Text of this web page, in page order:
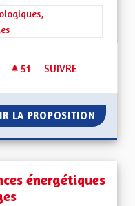
: Les transitions
51 51 ABONNÉS
SUIVRE
LA PROPOSITION
énergétiques